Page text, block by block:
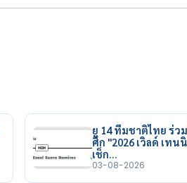
ยู 14 ทีมชาติไทย ร่ว
ศึก "2026 เวิลด์ เทน
เช็ก…
03-08-2026